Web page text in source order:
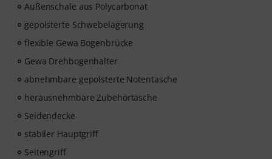
Außenschale aus Polycarbonat
gepolsterte Schwebelagerung
flexible Gewa Bogenbrücke
Gewa Drehbogenhalter
abnehmbare gepolsterte Notentasche
herausnehmbare Zubehörtasche
Seidendecke
stabiler Hauptgriff
Seitengriff